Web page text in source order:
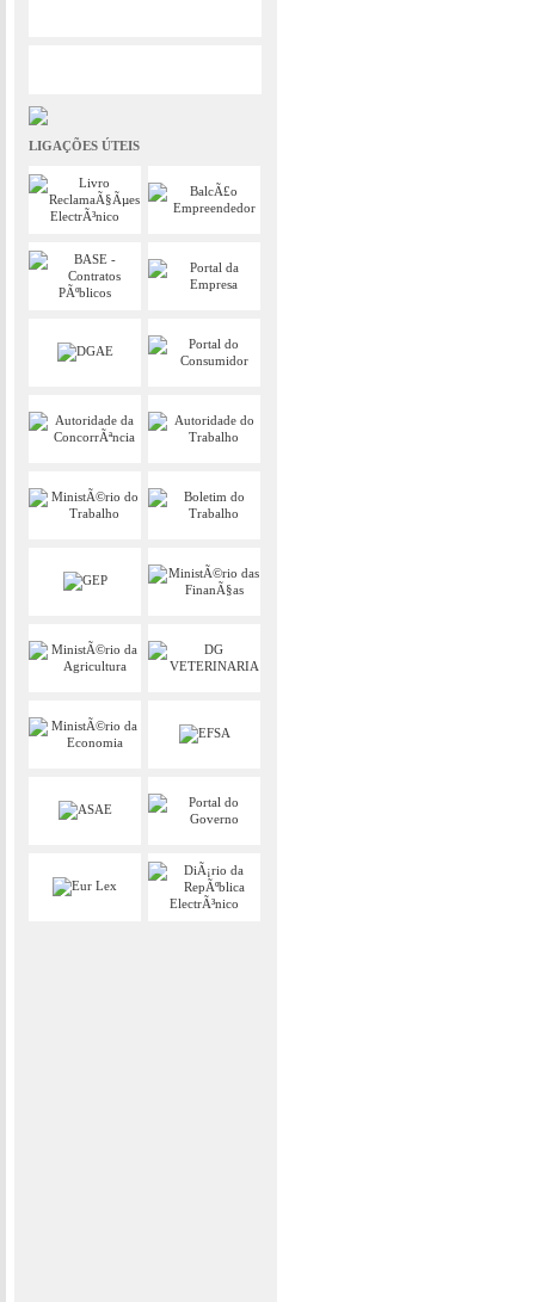
LIGAÇÕES ÚTEIS